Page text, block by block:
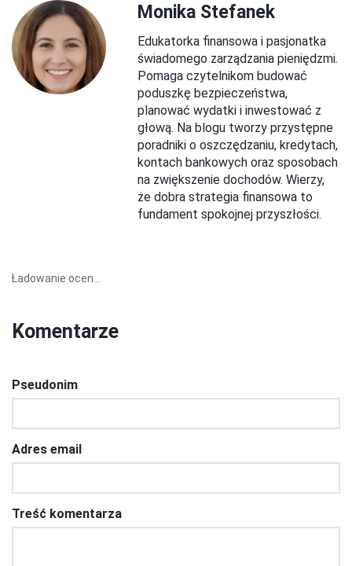
Monika Stefanek
Edukatorka finansowa i pasjonatka
świadomego zarządzania pieniędzmi.
Pomaga czytelnikom budować
poduszkę bezpieczeństwa,
planować wydatki i inwestować z
głową. Na blogu tworzy przystępne
poradniki o oszczędzaniu, kredytach,
kontach bankowych oraz sposobach
na zwiększenie dochodów. Wierzy,
że dobra strategia finansowa to
fundament spokojnej przyszłości.
Ładowanie ocen...
Komentarze
Pseudonim
Adres email
Treść komentarza